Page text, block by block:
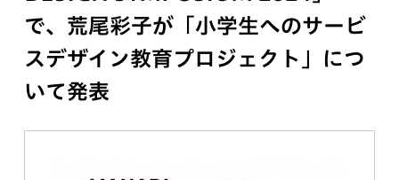
で、荒尾彩子が「小学生へのサービ
スデザイン教育プロジェクト」につ
いて発表